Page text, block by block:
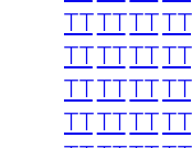
TTTTTTTT
TTTTTTTT
TTTTTTTT
TTTTTTTT